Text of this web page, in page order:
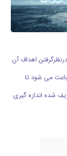
اهداف آن
مي شود تا
شده اندازه گيري